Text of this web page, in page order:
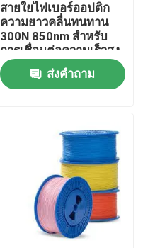
สายใยไฟเบอร์ออปติก
ความยาวคลื่นทนทาน
300N 850nm สําหรับ
การเชื่อมต่อความเร็วสูง
ส่งคำถาม